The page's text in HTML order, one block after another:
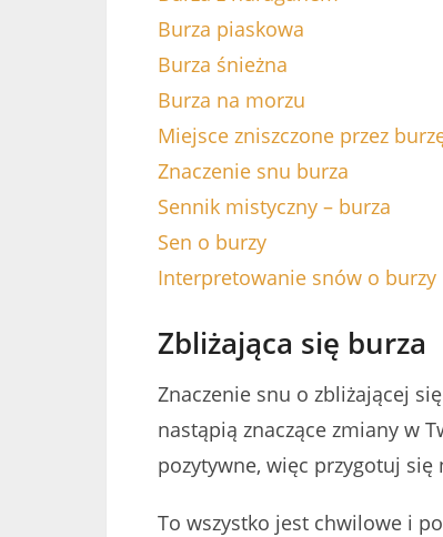
Burza piaskowa
Burza śnieżna
Burza na morzu
Miejsce zniszczone przez
Znaczenie snu burza
Sennik mistyczny – burza
Sen o burzy
Interpretowanie snów o burzy
Zbliżająca się burza
Znaczenie snu o zbliżającej
nastąpią znaczące zmiany w
pozytywne, więc przygotuj się
To wszystko jest chwilowe i